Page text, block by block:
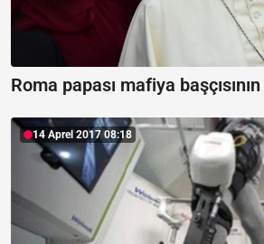
Roma papası mafiya
14 Aprel 2017 08:18